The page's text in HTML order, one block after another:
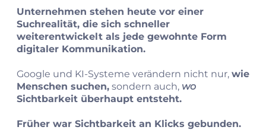
Unternehmen stehen heute vor einer
Suchrealität, die sich schneller
weiterentwickelt als jede gewohnte Form
digitaler Kommunikation.
Google und KI‑Systeme verändern nicht nur, wie
Menschen suchen, sondern auch, wo
Sichtbarkeit überhaupt entsteht.
Früher war Sichtbarkeit an Klicks gebunden.